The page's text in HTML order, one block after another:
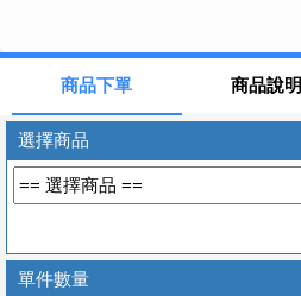
商品下單 商品說明
選擇商品
單件數量